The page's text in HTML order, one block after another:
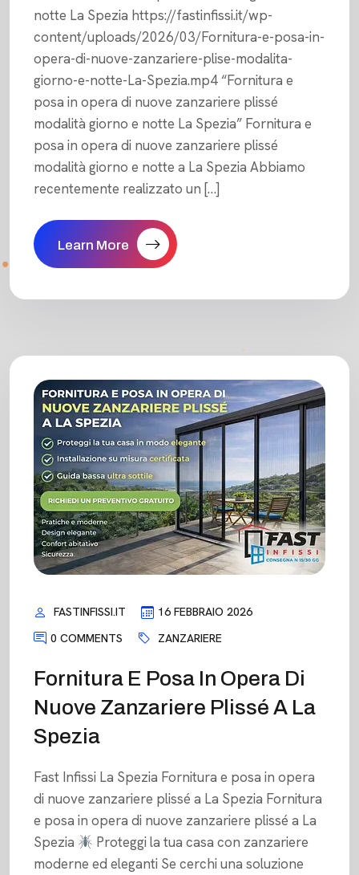
notte La Spezia https://fastinfissi.it/wp-
content/uploads/2026/03/Fornitura-e-posa-in-
opera-di-nuove-zanzariere-plise-modalita-
giorno-e-notte-La-Spezia.mp4 “Fornitura e
posa in opera di nuove zanzariere plissé
modalità giorno e notte La Spezia” Fornitura e
posa in opera di nuove zanzariere plissé
modalità giorno e notte a La Spezia Abbiamo
recentemente realizzato un […]
Learn More
FASTINFISSI.IT
16 FEBBRAIO 2026
0 COMMENTS
ZANZARIERE
Fornitura E Posa In Opera Di
Nuove Zanzariere Plissé A La
Spezia
Fast Infissi La Spezia Fornitura e posa in opera
di nuove zanzariere plissé a La Spezia Fornitura
e posa in opera di nuove zanzariere plissé a La
Spezia
Proteggi la tua casa con zanzariere
moderne ed eleganti Se cerchi una soluzione